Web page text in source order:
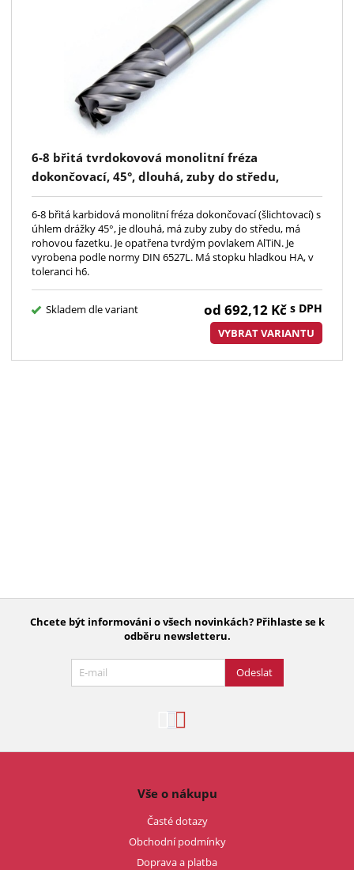
6-8 břitá tvrdokovová monolitní fréza
dokončovací, 45°, dlouhá, zuby do středu,
rohová fazetka, AlTiN, DIN 6527L, HA
6-8 břitá karbidová monolitní fréza dokončovací (šlichtovací) s
úhlem drážky 45°, je dlouhá, má zuby zuby do středu, má
rohovou fazetku. Je opatřena tvrdým povlakem AlTiN. Je
vyrobena podle normy DIN 6527L. Má stopku hladkou HA, v
toleranci h6.
Skladem dle variant od 692,12 Kč s DPH
VYBRAT VARIANTU
Chcete být informováni o všech novinkách? Přihlaste se k
odběru newsletteru.
Odeslat
Vše o nákupu
Časté dotazy
Obchodní podmínky
Doprava a platba